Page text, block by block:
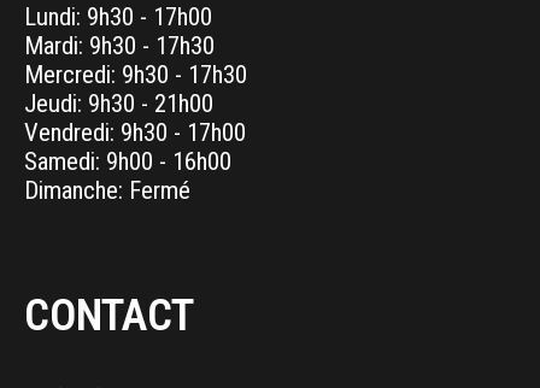
Lundi: 9h30 - 17h00
Mardi: 9h30 - 17h30
Mercredi: 9h30 - 17h30
Jeudi: 9h30 - 21h00
Vendredi: 9h30 - 17h00
Samedi: 9h00 - 16h00
Dimanche: Fermé
CONTACT